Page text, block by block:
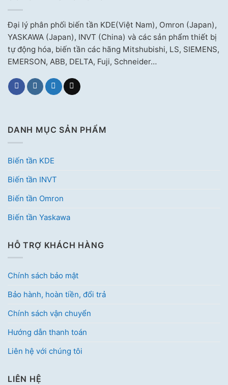
Đại lý phân phối biến tần KDE(Việt Nam), Omron (Japan),
YASKAWA (Japan), INVT (China) và các sản phẩm thiết bị
tự động hóa, biến tần các hãng Mitshubishi, LS, SIEMENS,
EMERSON, ABB, DELTA, Fuji, Schneider…
DANH MỤC SẢN PHẨM
Biến tần KDE
Biến tần INVT
Biến tần Omron
Biến tần Yaskawa
HỖ TRỢ KHÁCH HÀNG
Chính sách bảo mật
Bảo hành, hoàn tiền, đổi trả
Chính sách vận chuyển
Hướng dẫn thanh toán
Liên hệ với chúng tôi
LIÊN HỆ